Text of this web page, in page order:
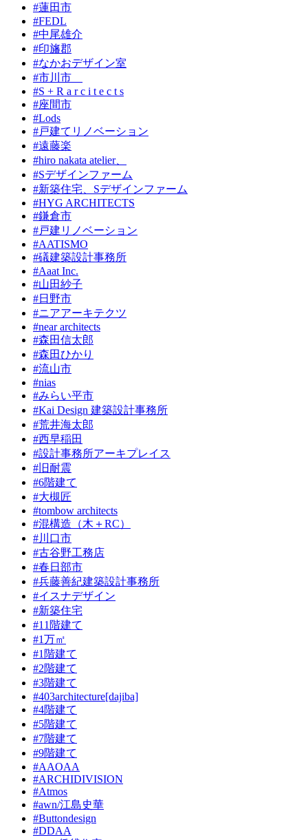
#蓮田市
#FEDL
#中尾雄介
#印旛郡
#なかおデザイン室
#市川市
#S + R a r c i t e c t s
#座間市
#Lods
#戸建てリノベーション
#遠藤楽
#hiro nakata atelier、
#Sデザインファーム
#新築住宅、Sデザインファーム
#HYG ARCHITECTS
#鎌倉市
#戸建リノベーション
#AATISMO
#礒建築設計事務所
#Aaat Inc.
#山田紗子
#日野市
#ニアアーキテクツ
#near architects
#森田信太郎
#森田ひかり
#流山市
#nias
#みらい平市
#Kai Design 建築設計事務所
#荒井海太郎
#西早稲田
#設計事務所アーキプレイス
#旧耐震
#6階建て
#大槻匠
#tombow architects
#混構造（木＋RC）
#川口市
#古谷野工務店
#春日部市
#兵藤善紀建築設計事務所
#イスナデザイン
#新築住宅
#11階建て
#1万㎡
#1階建て
#2階建て
#3階建て
#403architecture[dajiba]
#4階建て
#5階建て
#7階建て
#9階建て
#AAOAA
#ARCHIDIVISION
#Atmos
#awn/江島史華
#Buttondesign
#DDAA